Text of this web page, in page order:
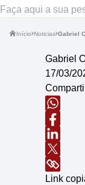
Início Noticias Gabriel
Gabriel
17/03/
Link